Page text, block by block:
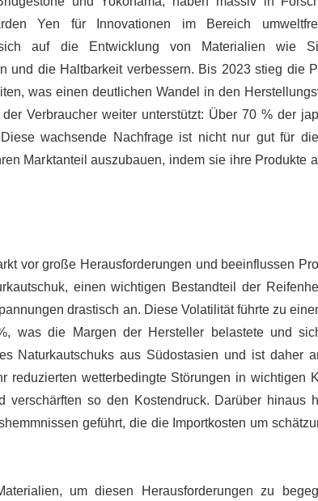
Yen für Innovationen im Bereich
sich auf die Entwicklung von Materialien wie
und die Haltbarkeit verbessern. Bis 2023 stieg die
was einen deutlichen Wandel in den
Verbraucher weiter unterstützt: Über 70 % der
wachsende Nachfrage ist nicht nur gut für
Marktanteil auszubauen, indem sie ihre Produkte
vor große Herausforderungen und beeinflussen
einen wichtigen Bestandteil der
drastisch an. Diese Volatilität führte zu
was die Margen der Hersteller belastete und
Naturkautschuks aus Südostasien und ist daher
reduzierten wetterbedingte Störungen in wichtigen
verschärften so den Kostendruck. Darüber hinaus
geführt, die die Importkosten um
um diesen Herausforderungen zu